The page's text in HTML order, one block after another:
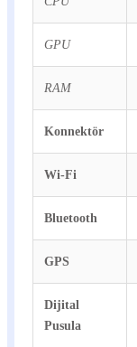
GPU
RAM
Konnektör
Wi-Fi
Bluetooth
GPS
Dijital
Pusula